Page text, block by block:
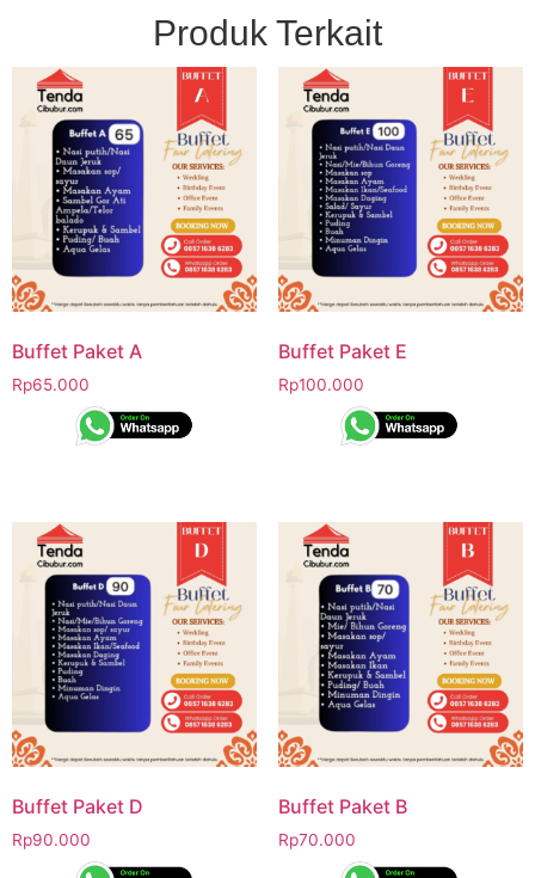
Produk Terkait
Buffet Paket A
Rp65.000
Buffet Paket E
Rp100.000
Buffet Paket D
Rp90.000
Buffet Paket B
Rp70.000